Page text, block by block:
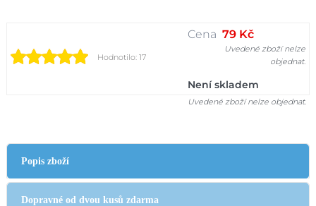
Hodnotilo: 17
Cena 79 Kč
Uvedené zboží nelze
objednat.
Není skladem
Uvedené zboží nelze objednat.
Popis zboží
Dopravné od dvou kusů zdarma